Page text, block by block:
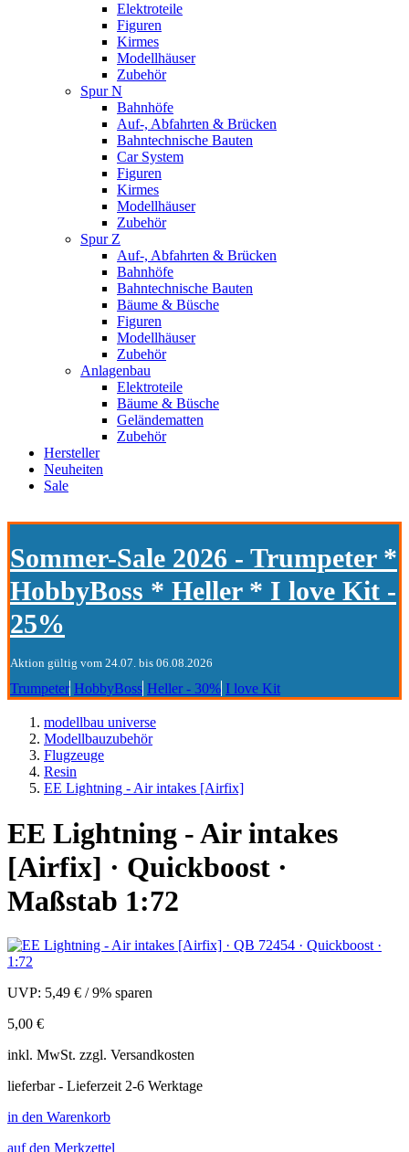
Elektroteile
Figuren
Kirmes
Modellhäuser
Zubehör
Spur N
Bahnhöfe
Auf-, Abfahrten & Brücken
Bahntechnische Bauten
Car System
Figuren
Kirmes
Modellhäuser
Zubehör
Spur Z
Auf-, Abfahrten & Brücken
Bahnhöfe
Bahntechnische Bauten
Bäume & Büsche
Figuren
Modellhäuser
Zubehör
Anlagenbau
Elektroteile
Bäume & Büsche
Geländematten
Zubehör
Hersteller
Neuheiten
Sale
Sommer-Sale 2026 - Trumpeter *
HobbyBoss * Heller * I love Kit -
25%
Aktion gültig vom 24.07. bis 06.08.2026
Trumpeter HobbyBoss Heller - 30% I love Kit
modellbau universe
Modellbauzubehör
Flugzeuge
Resin
EE Lightning - Air intakes [Airfix]
EE Lightning - Air intakes
[Airfix] · Quickboost ·
Maßstab 1:72
UVP: 5,49 € /9% sparen
5,00 €
inkl. MwSt. zzgl. Versandkosten
lieferbar - Lieferzeit 2-6 Werktage
in den Warenkorb
auf den Merkzettel